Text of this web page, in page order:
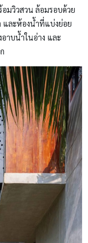
มวิวสวน ล้อมรอบด้วย
ละห้องน้ำที่แบ่งย่อย
าบน้ำในอ่าง และ